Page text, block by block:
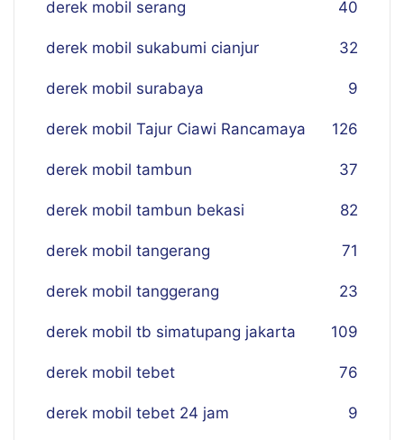
derek mobil serang 40
derek mobil sukabumi cianjur 32
derek mobil surabaya 9
derek mobil Tajur Ciawi Rancamaya 126
derek mobil tambun 37
derek mobil tambun bekasi 82
derek mobil tangerang 71
derek mobil tanggerang 23
derek mobil tb simatupang jakarta 109
derek mobil tebet 76
derek mobil tebet 24 jam 9